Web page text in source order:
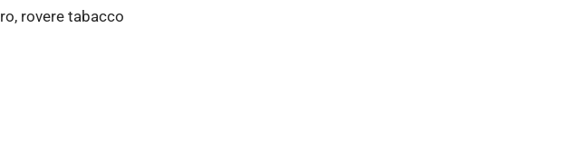
rovere tabacco